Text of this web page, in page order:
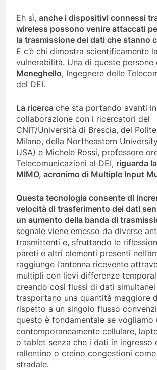
Eh sì, anche i dispositivi connessi
wireless possono venire attaccati
la trasmissione dei dati che stanno
E c’è chi dimostra scientificamente
vulnerabilità. Una di queste persone
Meneghello, Ingegnere delle
del DEI.
La ricerca che sta portando avanti in
collaborazione con i ricercatori del
CNIT/Università di Brescia, del
Milano, della Northeastern
USA) e Michele Rossi, professore
Telecomunicazioni al DEI, riguarda
MIMO, acronimo di Multiple Input
Questa tecnologia consente di
velocità di trasferimento dei dati
un aumento della banda di
segnale viene emesso da diverse
trasmittenti e, sfruttando le
pareti e altri elementi presenti
raggiunge l’antenna ricevente
multipli con lievi differenze
creando così flussi di dati
trasportano una quantità maggiore
rispetto a un singolo flusso
questo è fondamentale se vogliamo
contemporaneamente cellulare,
o tablet senza che i dati in ingresso
rallentino o creino congestioni
stradale.